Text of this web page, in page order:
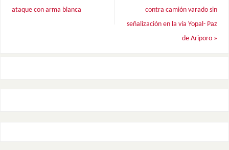
ataque con arma blanca
contra camión varado sin
señalización en la vía Yopal- Paz
de Ariporo »